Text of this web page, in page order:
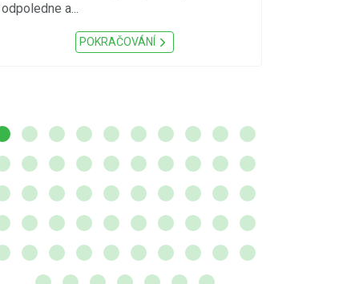
odpoledne a...
POKRAČOVÁNÍ